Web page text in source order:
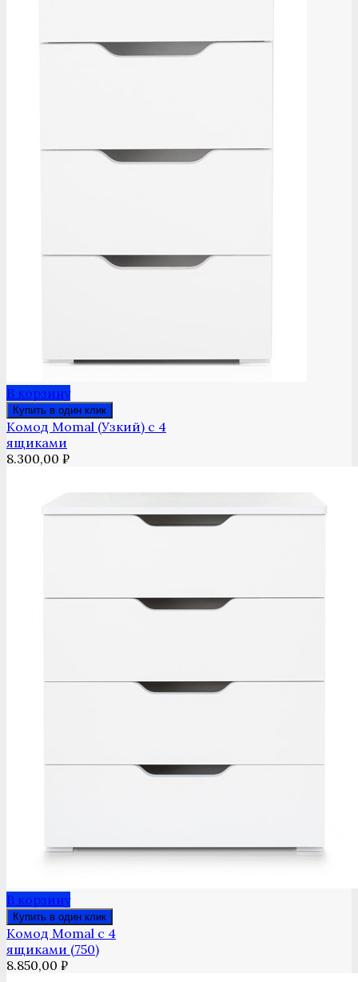
В корзину
Купить в один клик
Комод Momal (Узкий) с 4
ящиками
8.300,00 ₽
В корзину
Купить в один клик
Комод Momal с 4
ящиками (750)
8.850,00 ₽